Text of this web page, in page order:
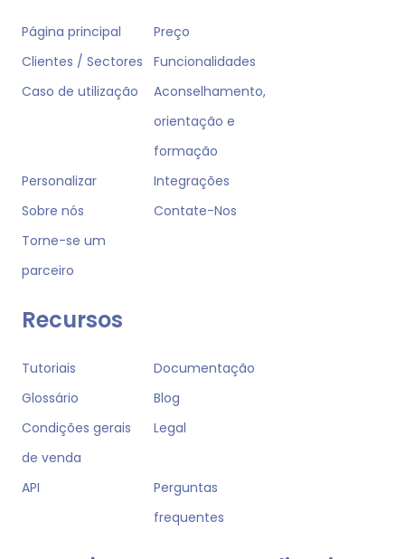
Página principal
Preço
Clientes / Sectores
Funcionalidades
Caso de utilização
Aconselhamento,
orientação e
formação
Personalizar
Integrações
Sobre nós
Contate-Nos
Torne-se um
parceiro
Recursos
Tutoriais
Documentação
Glossário
Blog
Condições gerais
de venda
Legal
API
Perguntas
frequentes